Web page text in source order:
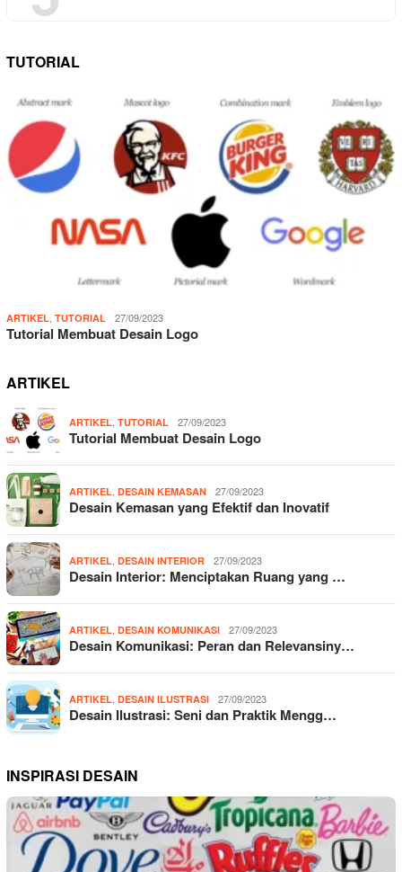
TUTORIAL
ARTIKEL TUTORIAL 27/09/2023
Tutorial Membuat Desain Logo
ARTIKEL
ARTIKEL TUTORIAL 27/09/2023
Tutorial Membuat Desain Logo
ARTIKEL DESAIN KEMASAN 27/09/2023
Desain Kemasan yang Efektif dan Inovatif
ARTIKEL DESAIN INTERIOR 27/09/2023
Desain Interior: Menciptakan Ruang yang …
ARTIKEL DESAIN KOMUNIKASI 27/09/2023
Desain Komunikasi: Peran dan Relevansiny…
ARTIKEL DESAIN ILUSTRASI 27/09/2023
Desain Ilustrasi: Seni dan Praktik Mengg…
INSPIRASI DESAIN